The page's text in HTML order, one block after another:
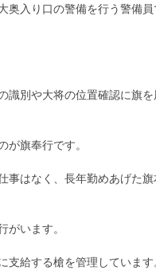
奥入り口の警備を行う警備員
識別や大将の位置確認に旗
が旗奉行です。
事はなく、長年勤めあげた
がいます。
支給する槍を管理しています